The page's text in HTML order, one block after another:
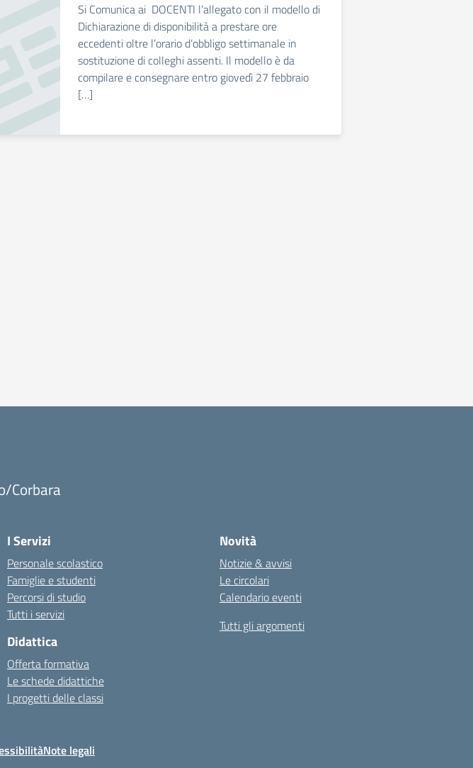
Si Comunica ai DOCENTI l’allegato con il modello di
Dichiarazione di disponibilità a prestare ore
eccedenti oltre l’orario d’obbligo settimanale in
sostituzione di colleghi assenti. Il modello è da
compilare e consegnare entro giovedì 27 febbraio
[…]
Corbara
I Servizi
Personale scolastico
Famiglie e studenti
Percorsi di studio
Tutti i servizi
Didattica
Offerta formativa
Le schede didattiche
I progetti delle classi
Novità
Notizie & avvisi
Le circolari
Calendario eventi
Tutti gli argomenti
Note legali